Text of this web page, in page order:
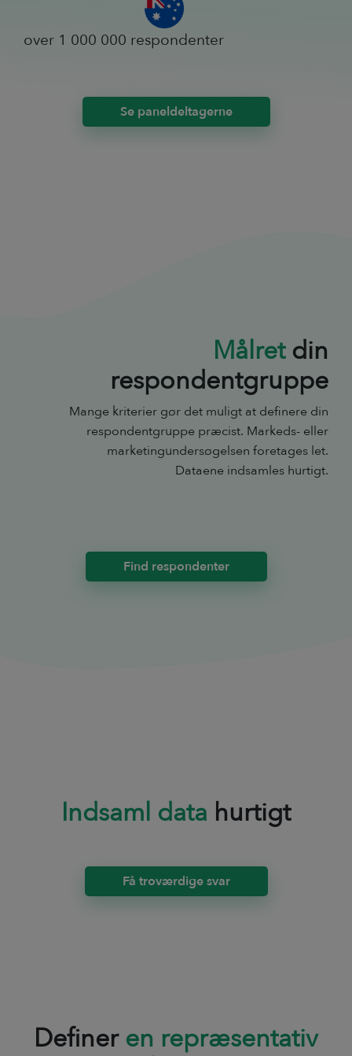
over 1 000 000 respondenter
Se paneldeltagerne
Målretdin
respondentgruppe
Mange kriterier gør det muligt at definere din
respondentgruppe præcist. Markeds- eller
marketingundersøgelsen foretages let.
Dataene indsamles hurtigt.
Find respondenter
Indsaml data hurtigt
Få troværdige svar
Definer en repræsentativ